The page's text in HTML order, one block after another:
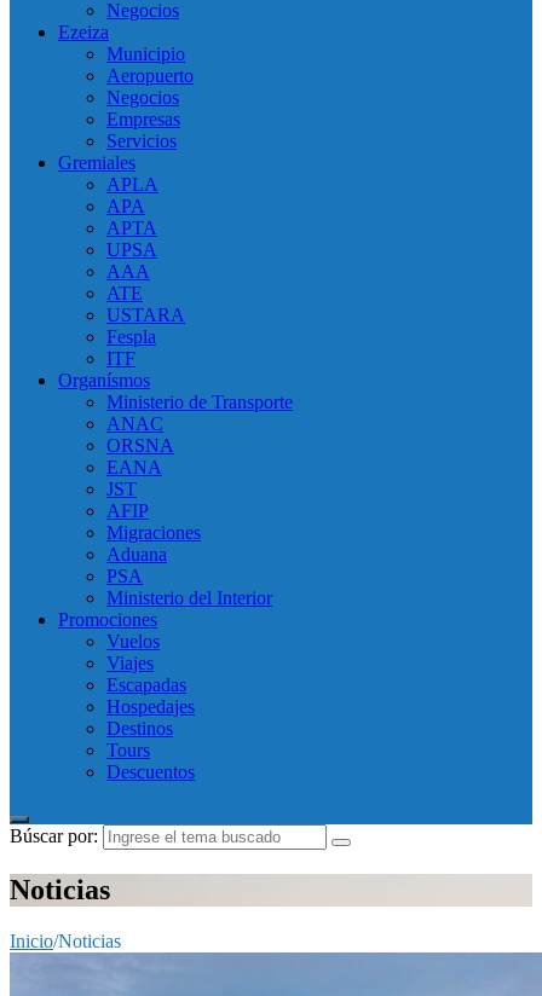
Negocios
Ezeiza
Municipio
Aeropuerto
Negocios
Empresas
Servicios
Gremiales
APLA
APA
APTA
UPSA
AAA
ATE
USTARA
Fespla
ITF
Organísmos
Ministerio de Transporte
ANAC
ORSNA
EANA
JST
AFIP
Migraciones
Aduana
PSA
Ministerio del Interior
Promociones
Vuelos
Viajes
Escapadas
Hospedajes
Destinos
Tours
Descuentos
Búscar por:
Noticias
Inicio/Noticias